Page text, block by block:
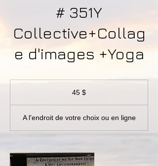
# 351Y
Collective+Collag
e d'images +Yoga
45 $
A l'endroit de votre choix ou en ligne